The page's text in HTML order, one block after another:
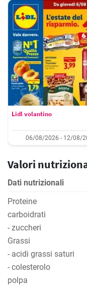
Lidl volantino
06/08/2026 - 12/08/
Valori
Dati nutrizionali
Proteine
carboidrati
- zuccheri
Grassi
- acidi grassi saturi
- colesterolo
polpa